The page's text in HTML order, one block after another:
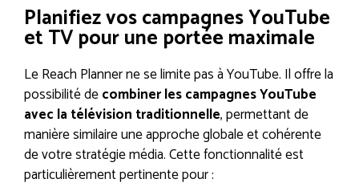
Planifiez vos campagnes YouTube
et TV pour une portée maximale
Le Reach Planner ne se limite pas à YouTube. Il offre la
possibilité decombiner les campagnes YouTube
avec la télévision traditionnelle, permettant de
manière similaire une approche globale et cohérente
de votre stratégie média. Cette fonctionnalité est
particulièrement pertinente pour :